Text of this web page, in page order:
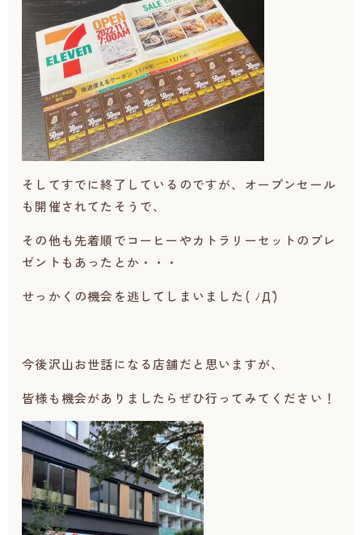
そしてすでに終了しているのですが、オープンセール
も開催されてたそうで、
その他も先着順でコーヒーやカトラリーセットのプレ
ゼントもあったとか・・・
せっかくの機会を逃してしまいました( ﾉД`)
今後沢山お世話になる店舗だと思いますが、
皆様も機会がありましたらぜひ行ってみてください！